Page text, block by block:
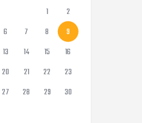
1
2
6 7 8
9
13 14 15
16
20 21 22
23
27 28 29
30